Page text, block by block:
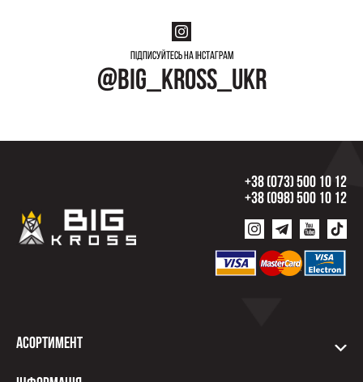
Підписуйтесь на інстаграм
@big_kross_ukr
+38 (073) 500 10 12
+38 (098) 500 10 12
Асортимент